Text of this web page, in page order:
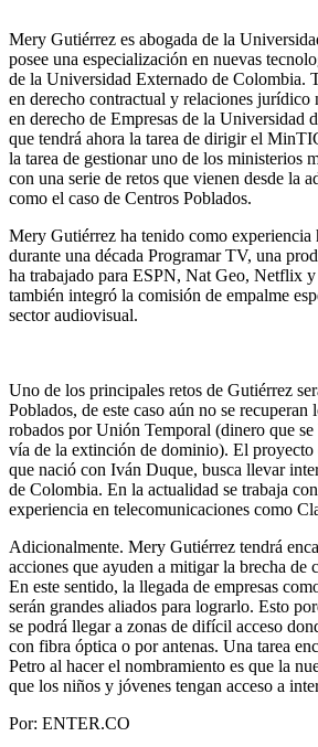
Mery Gutiérrez es abogada de la
posee una especialización en nuevas
de la Universidad Externado de Colombia.
en derecho contractual y relaciones jurídico
en derecho de Empresas de la Universidad
que tendrá ahora la tarea de dirigir el
la tarea de gestionar uno de los ministerios
con una serie de retos que vienen desde la
como el caso de Centros Poblados.
Mery Gutiérrez ha tenido como experiencia
durante una década Programar TV, una
ha trabajado para ESPN, Nat Geo, Netflix
también integró la comisión de empalme
sector audiovisual.
Uno de los principales retos de Gutiérrez
Poblados, de este caso aún no se
robados por Unión Temporal (dinero que se
vía de la extinción de dominio). El proyecto
que nació con Iván Duque, busca llevar
de Colombia. En la actualidad se trabaja
experiencia en telecomunicaciones como
Adicionalmente. Mery Gutiérrez tendrá
acciones que ayuden a mitigar la brecha de
En este sentido, la llegada de empresas
serán grandes aliados para lograrlo. Esto
se podrá llegar a zonas de difícil acceso
con fibra óptica o por antenas. Una tarea
Petro al hacer el nombramiento es que la
que los niños y jóvenes tengan acceso a
Por: ENTER.CO